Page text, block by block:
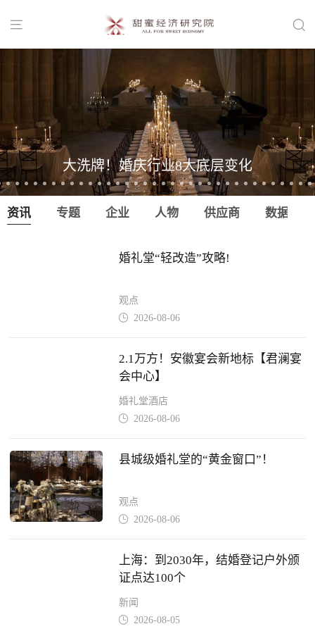
 
大洗牌！婚庆行业8大底层变化
资讯 专题 企业 人物 供应商 数据
婚礼堂“轻改造”攻略!
观点
 2026-08-06
2.1万方！安徽宴会新地标【君澜宴
会中心】
婚礼堂酒店
 2026-08-06
县城级婚礼堂的“黄金窗口”！
观点
 2026-08-06
上海：到2030年，结婚登记户外颁
证点达100个
新闻
 2026-08-05